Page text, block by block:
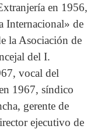
en 1956,
Internacional» de
la Asociación de
del I.
vocal del
1967, síndico
gerente de
ejecutivo de